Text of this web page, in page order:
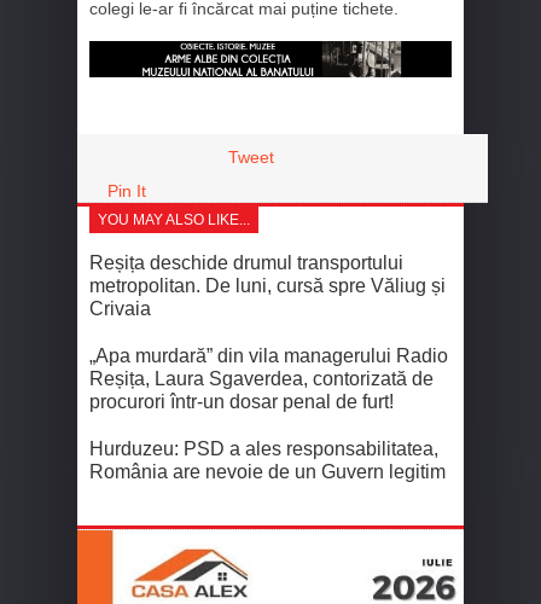
colegi le-ar fi încărcat mai puține tichete.
Tweet
Pin It
YOU MAY ALSO LIKE...
Reșița deschide drumul transportului
metropolitan. De luni, cursă spre Văliug și
Crivaia
„Apa murdară” din vila managerului Radio
Reșița, Laura Sgaverdea, contorizată de
procurori într-un dosar penal de furt!
Hurduzeu: PSD a ales responsabilitatea,
România are nevoie de un Guvern legitim